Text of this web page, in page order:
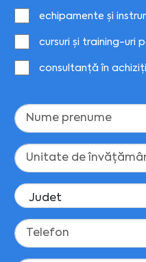
echipamente și
cursuri și training-uri
consultanță în